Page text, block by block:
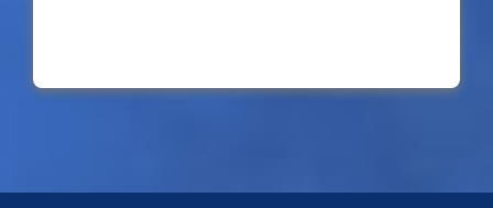
برای جهان پهلوان مانای کشتی؛ مردی که تا همیشه تختی می